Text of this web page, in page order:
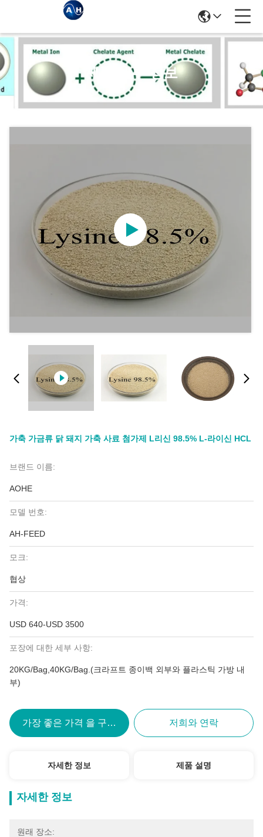
제품 세부 정보
가축 가금류 닭 돼지 가축 사료 첨가제 L리신 98.5% L-라이신 HCL
브랜드 이름:
AOHE
모델 번호:
AH-FEED
모크:
협상
가격:
USD 640-USD 3500
포장에 대한 세부 사항:
20KG/Bag,40KG/Bag.(크라프트 종이백 외부와 플라스틱 가방 내
부)
가장 좋은 가격 을 구하라 저희와 연락
자세한 정보 제품 설명
자세한 정보
원래 장소: